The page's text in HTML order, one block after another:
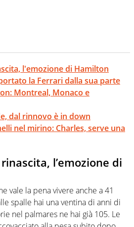
l'emozione di Hamilton
la Ferrari dalla sua parte
Montreal, Monaco e
dal rinnovo è in down
nel mirino: Charles, serve una
l’emozione di
vale la pena vivere anche a 41
spalle hai una ventina di anni di
nel palmares ne hai già 105. Le